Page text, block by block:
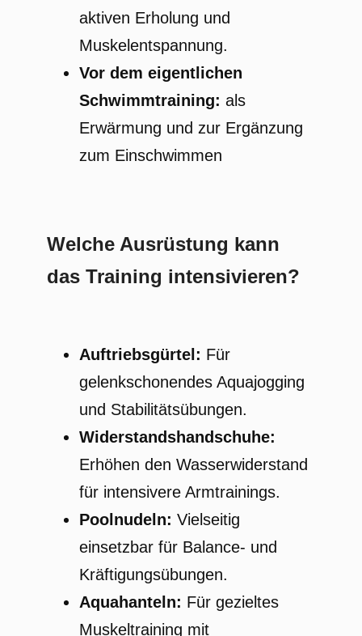
aktiven Erholung und
Muskelentspannung.
Vor dem eigentlichen
Schwimmtraining: als
Erwärmung und zur Ergänzung
zum Einschwimmen
Welche Ausrüstung kann
das Training intensivieren?
Auftriebsgürtel: Für
gelenkschonendes Aquajogging
und Stabilitätsübungen.
Widerstandshandschuhe:
Erhöhen den Wasserwiderstand
für intensivere Armtrainings.
Poolnudeln: Vielseitig
einsetzbar für Balance- und
Kräftigungsübungen.
Aquahanteln: Für gezieltes
Muskeltraining mit